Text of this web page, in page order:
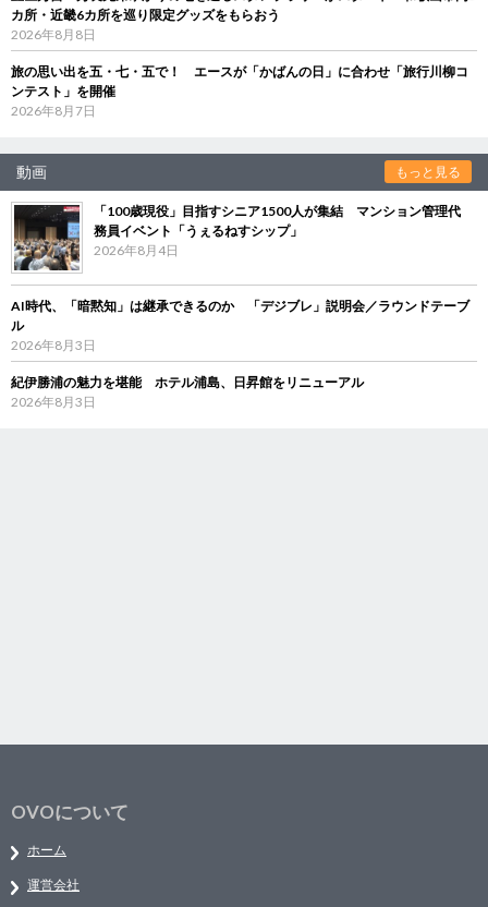
カ所・近畿6カ所を巡り限定グッズをもらおう
2026年8月8日
旅の思い出を五・七・五で！ エースが「かばんの日」に合わせ「旅行川柳コ
ンテスト」を開催
2026年8月7日
動画 もっと見る
「100歳現役」目指すシニア1500人が集結 マンション管理代
務員イベント「うぇるねすシップ」
2026年8月4日
AI時代、「暗黙知」は継承できるのか 「デジブレ」説明会／ラウンドテーブ
ル
2026年8月3日
紀伊勝浦の魅力を堪能 ホテル浦島、日昇館をリニューアル
2026年8月3日
OVOについて
ホーム
運営会社